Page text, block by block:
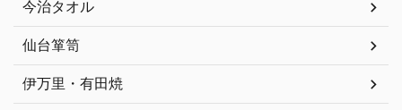
今治タオル
仙台箪笥
伊万里・有田焼